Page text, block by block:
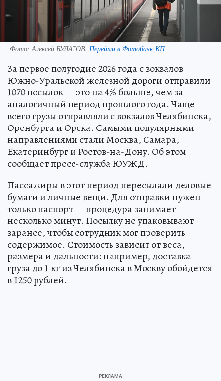
Фото:Алексей БУЛАТОВ. Перейти в Фотобанк КП
За первое полугодие 2026 года с вокзалов
Южно-Уральской железной дороги отправили
1070 посылок — это на 4% больше, чем за
аналогичный период прошлого года. Чаще
всего грузы отправляли с вокзалов Челябинска,
Оренбурга и Орска. Самыми популярными
направлениями стали Москва, Самара,
Екатеринбург и Ростов-на-Дону. Об этом
сообщает пресс-служба ЮУЖД.
Пассажиры в этот период пересылали деловые
бумаги и личные вещи. Для отправки нужен
только паспорт — процедура занимает
несколько минут. Посылку не упаковывают
заранее, чтобы сотрудник мог проверить
содержимое. Стоимость зависит от веса,
размера и дальности: например, доставка
груза до 1 кг из Челябинска в Москву обойдется
в 1250 рублей.